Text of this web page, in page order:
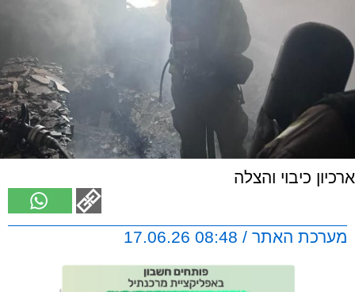
ארכיון כיבוי והצלה
מערכת האתר / 08:48 17.06.26